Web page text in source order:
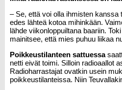
– Se, että voi olla ihmisten
edes lähteä kotoa mihinkään.
lähde viikonloppuiltana baariin.
mainitsee, että mies puhuu liikaa
Poikkeustilanteen sattuessa
netti eivät toimi. Silloin radioaallot
Radioharrastajat ovatkin usein
poikkeustilanteissa. Niin